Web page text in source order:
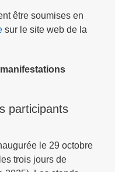
être soumises en
sur le site web de la
participants
le 29 octobre
trois jours de